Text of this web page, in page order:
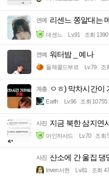
연예 리센느 쫑알대는
대센느 Lv.91 조회 1390
연예 워터밤 _ 예나
돌체콜드부르 Lv.79 조
계층 ㅇㅎ) 막차시간이
Earth Lv.96 조회 10755
사진 지금 북한 삼지연
아인하샤드 Lv.70 조회
사진 산소에 간 울집 댕
Inven서현 Lv.81 조회